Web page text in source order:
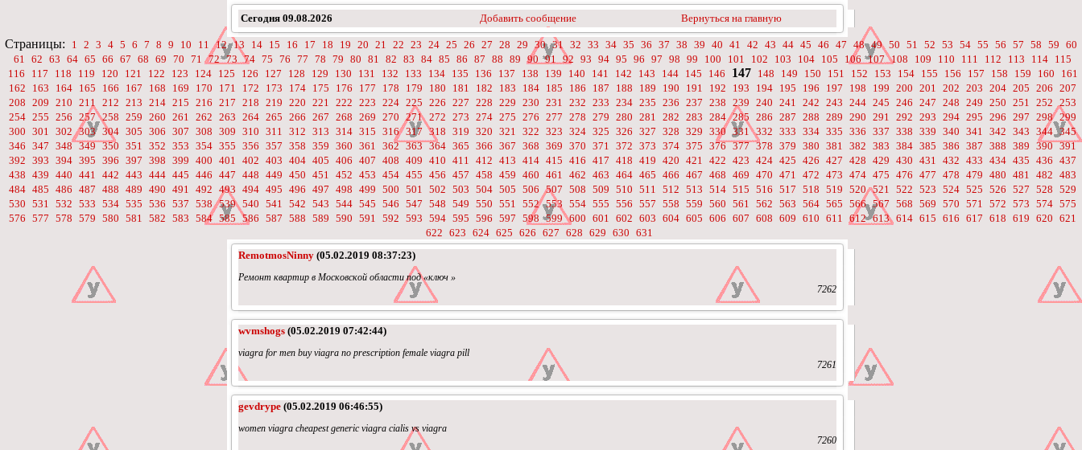
Сегодня 09.08.2026 Добавить сообщение Вернуться на главную
Страницы: 1 2 3 4 5 6 7 8 9 10 11 12 13 14 15 16 17 18 19 20 21 22 23 24 25 26 27 28 29 30 31 32 33 34 35 36 37 38 39 40 41 42 43 44 45 46 47 48 49 50 51 52 53 54 55 56 57 58 59 60
61 62 63 64 65 66 67 68 69 70 71 72 73 74 75 76 77 78 79 80 81 82 83 84 85 86 87 88 89 90 91 92 93 94 95 96 97 98 99 100 101 102 103 104 105 106 107 108 109 110 111 112 113 114 115
116
117 118 119 120 121 122 123 124 125 126 127 128 129 130 131 132 133 134 135 136 137 138 139 140 141 142 143 144 145 146 147 148 149 150 151 152 153 154 155 156 157 158 159 160
161
162
163 164 165 166 167 168 169 170 171 172 173 174 175 176 177 178 179 180 181 182 183 184 185 186 187 188 189 190 191 192 193 194 195 196 197 198 199 200 201 202 203 204 205 206 207
208 209 210 211 212 213 214 215 216 217 218 219 220 221 222 223 224 225 226 227 228 229 230 231 232 233 234 235 236 237 238 239 240 241 242 243 244 245 246 247 248 249 250 251 252 253
254 255 256 257 258 259 260 261 262 263 264 265 266 267 268 269 270 271 272 273 274 275 276 277 278 279 280 281 282 283 284 285 286 287 288 289 290 291 292 293 294 295 296 297 298 299
300 301 302 303 304 305 306 307 308 309 310 311 312 313 314 315 316 317 318 319 320 321 322 323 324 325 326 327 328 329 330 331 332 333 334 335 336 337 338 339 340 341 342 343 344 345
346 347 348 349 350 351 352 353 354 355 356 357 358 359 360 361 362 363 364 365 366 367 368 369 370 371 372 373 374 375 376 377 378 379 380 381 382 383 384 385 386 387 388 389 390 391
392 393 394 395 396 397 398 399 400 401 402 403 404 405 406 407 408 409 410 411 412 413 414 415 416 417 418 419 420 421 422 423 424 425 426 427 428 429 430 431 432 433 434 435 436 437
438 439 440 441 442 443 444 445 446 447 448 449 450 451 452 453 454 455 456 457 458 459 460 461 462 463 464 465 466 467 468 469 470 471 472 473 474 475 476 477 478 479 480 481 482 483
484 485 486 487 488 489 490 491 492 493 494 495 496 497 498 499 500 501 502 503 504 505 506 507 508 509 510 511 512 513 514 515 516 517 518 519 520 521 522 523 524 525 526 527 528 529
530 531 532 533 534 535 536 537 538 539 540 541 542 543 544 545 546 547 548 549 550 551 552 553 554 555 556 557 558 559 560 561 562 563 564 565 566 567 568 569 570 571 572 573 574 575
576 577 578 579 580 581 582 583 584 585 586 587 588 589 590 591 592 593 594 595 596 597 598 599 600 601 602 603 604 605 606 607 608 609 610 611 612 613 614 615 616 617 618 619 620 621
622 623 624 625 626 627 628 629 630 631
RemotmosNinny (05.02.2019 08:37:23)
Ремонт квартир в Московской области под «ключ »
7262
wvmshogs (05.02.2019 07:42:44)
viagra for men buy viagra no prescription female viagra pill
7261
gevdrype (05.02.2019 06:46:55)
women viagra cheapest generic viagra cialis vs viagra
7260